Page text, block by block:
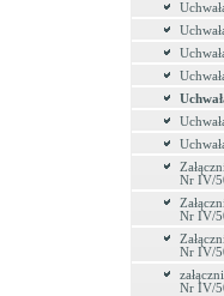
Nr IV/
Nr IV/
Nr IV/
Nr IV/